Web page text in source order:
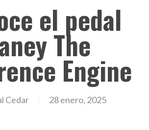
el pedal
The
Engine
Cedar 28 enero, 2025